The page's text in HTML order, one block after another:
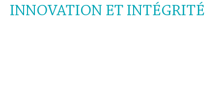
INNOVATION ET INTÉGRITÉ